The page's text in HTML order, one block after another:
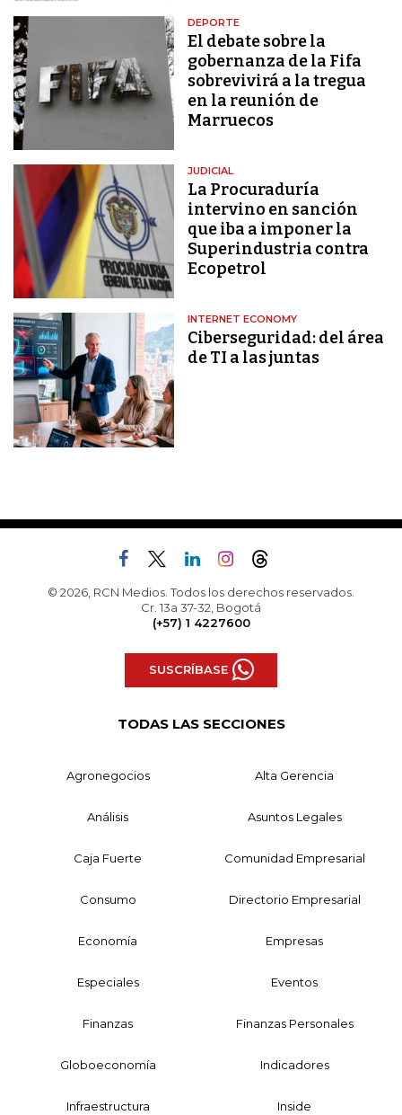
DEPORTE
El debate sobre la
gobernanza de la Fifa
sobrevivirá a la tregua
en la reunión de
Marruecos
JUDICIAL
La Procuraduría
intervino en sanción
que iba a imponer la
Superindustria contra
Ecopetrol
INTERNET ECONOMY
Ciberseguridad: del área
de TI a las juntas
© 2026, RCN Medios. Todos los derechos reservados.
Cr. 13a 37-32, Bogotá
(+57) 1 4227600
SUSCRÍBASE
TODAS LAS SECCIONES
Agronegocios Alta Gerencia
Análisis Asuntos Legales
Caja Fuerte Comunidad Empresarial
Consumo Directorio Empresarial
Economía Empresas
Especiales Eventos
Finanzas Finanzas Personales
Globoeconomía Indicadores
Infraestructura Inside